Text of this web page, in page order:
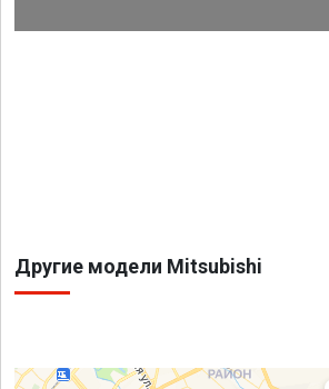
Другие модели Mitsubishi